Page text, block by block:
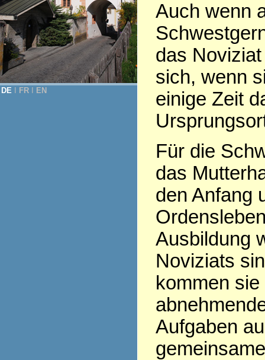
DE FR EN
Auch wenn
das
sich, wenn
einige Zeit
Für die
das
den Anfang
Ausbildung
Noviziats
kommen
Aufgaben